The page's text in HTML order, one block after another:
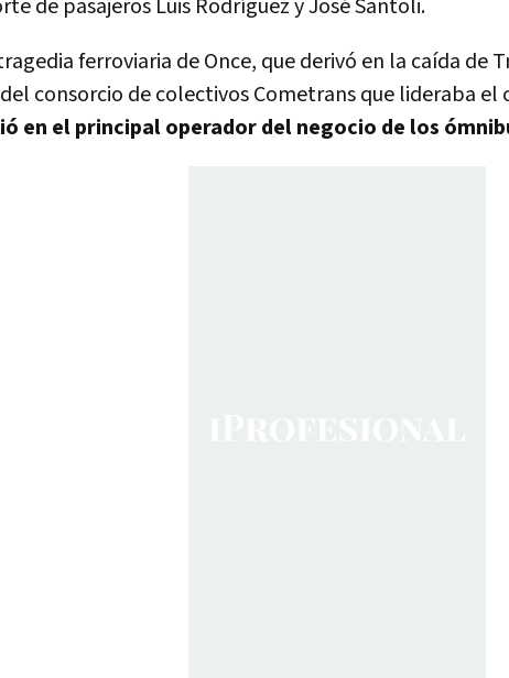
de pasajeros Luis Rodríguez y José Santoli.
ferroviaria de Once, que derivó en la caída de
del consorcio de colectivos Cometrans que lideraba el
en el principal operador del negocio de los